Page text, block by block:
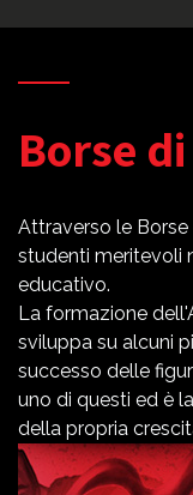
Borse
Attraverso le
studenti meritevoli
educativo.
La formazione
sviluppa su alcuni
successo delle
uno di questi ed è
della propria